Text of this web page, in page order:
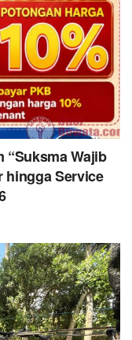
“Suksma Wajib
hingga Service